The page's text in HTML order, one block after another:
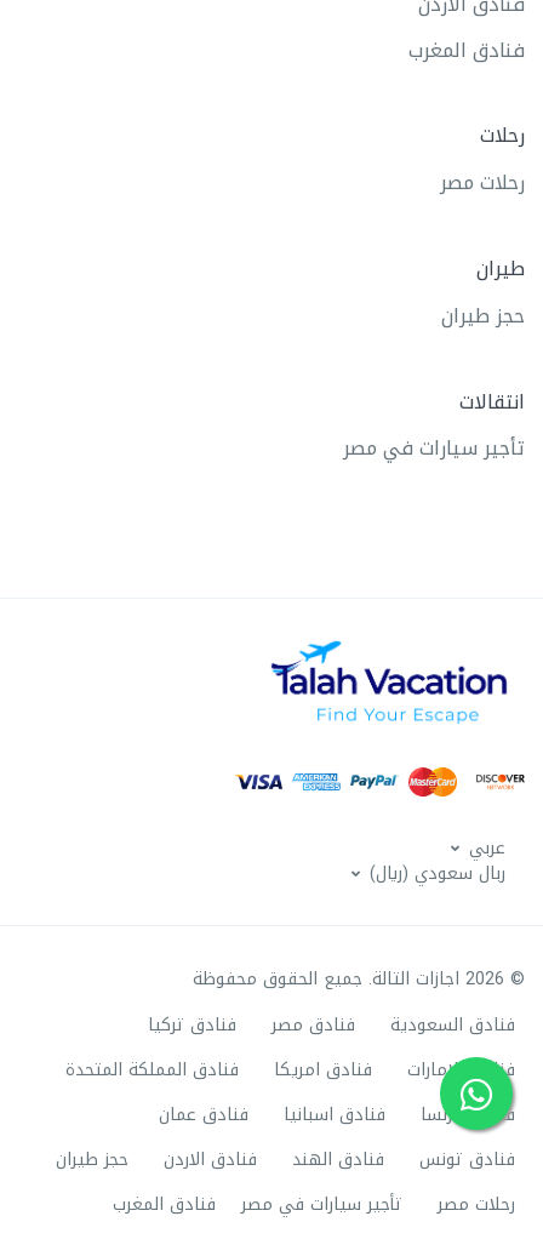
فنادق المغرب
رحلات
رحلات مصر
طيران
حجز طيران
انتقالات
تأجير سيارات في مصر
عربي
ربال سعودي (ريال)
© 2026 اجازات التالة. جميع الحقوق محفوظة
فنادق السعودية
فنادق مصر
فنادق تركيا
فنادق الامارات
فنادق امريكا
فنادق المملكة المتحدة
فنادق فرنسا
فنادق اسبانيا
فنادق عمان
فنادق تونس
فنادق الهند فنادق الاردن
حجز طيران
رحلات مصر
تأجير سيارات في مصر فنادق المغرب